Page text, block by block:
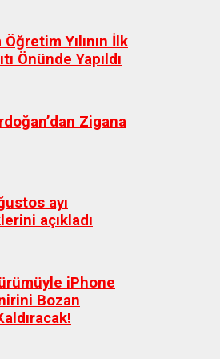
Yılının İlk
Önünde Yapıldı
Zigana
ayı
açıkladı
iPhone
Bozan